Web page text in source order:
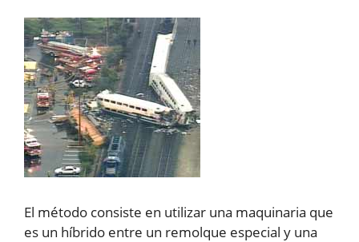
El método consiste en utilizar una maquinaria que
es un híbrido entre un remolque especial y una